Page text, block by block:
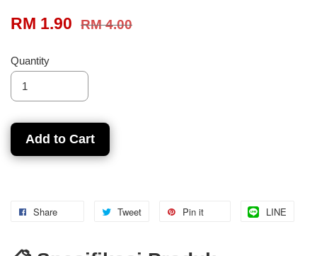
RM 1.90 RM 4.00
Quantity
Add to Cart
Share Tweet Pin it LINE